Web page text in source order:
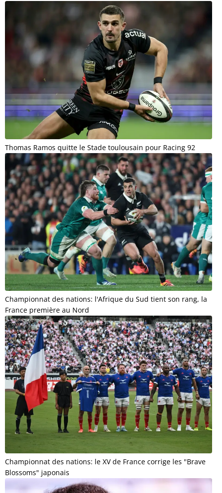
Thomas Ramos quitte le Stade toulousain pour Racing 92
Championnat des nations: l'Afrique du Sud tient son rang, la
France première au Nord
Championnat des nations: le XV de France corrige les "Brave
Blossoms" japonais